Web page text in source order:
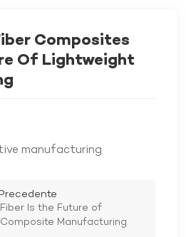
Composites
Of Lightweight
manufacturing
Is the Future of
Manufacturing